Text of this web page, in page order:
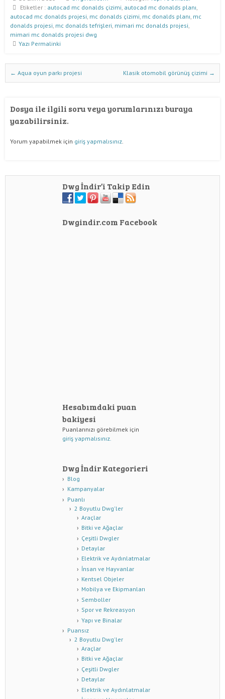
Etiketler : autocad mc donalds çizimi autocad mc donalds planı
autocad mc donalds projesi mc donalds çizimi mc donalds planı mc
donalds projesi mc donalds tefrişleri mimari mc donalds projesi
mimari mc donalds projesi dwg
Yazı Permalinki
Dwg İndir Yazı Nevigasyonu
← Aqua oyun parkı projesi Klasik otomobil görünüş çizimi →
Dosya ile ilgili soru veya yorumlarınızı buraya
yazabilirsiniz.
Yorum yapabilmek için giriş yapmalısınız
Dwg İndir’i Takip Edin
Dwgindir.com Facebook
Hesabımdaki puan
bakiyesi
Puanlarınızı görebilmek için
giriş yapmalısınız.
Dwg İndir Kategorieri
Blog
Kampanyalar
Puanlı
2 Boyutlu Dwg'ler
Araçlar
Bitki ve Ağaçlar
Çeşitli Dwgler
Detaylar
Elektrik ve Aydınlatmalar
İnsan ve Hayvanlar
Kentsel Objeler
Mobilya ve Ekipmanları
Semboller
Spor ve Rekreasyon
Yapı ve Binalar
Puansız
2 Boyutlu Dwg'ler
Araçlar
Bitki ve Ağaçlar
Çeşitli Dwgler
Detaylar
Elektrik ve Aydınlatmalar